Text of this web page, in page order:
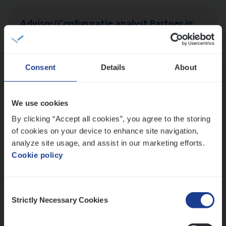
Consent Details About
We use cookies
By clicking “Accept all cookies”, you agree to the storing
of cookies on your device to enhance site navigation,
analyze site usage, and assist in our marketing efforts.
Cookie policy
Selection
Strictly Necessary Cookies
Advisor/​Configuratie ana­lyst Part­ner in
Benefits
Beveren
Dos­sier­be­heer­der ver­ze­ke­rin­gen — Soci­al
Pro­fit en Public
Insurance Operations
Antwerpen